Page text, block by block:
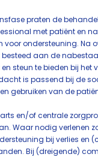
praten de
met patiënt en
voor ondersteuning. Na
aan de
steun te bieden bij het
is passend bij de
gebruiken van de
en/of centrale
Waar nodig verlenen
bij verlies en
Bij (dreigende)